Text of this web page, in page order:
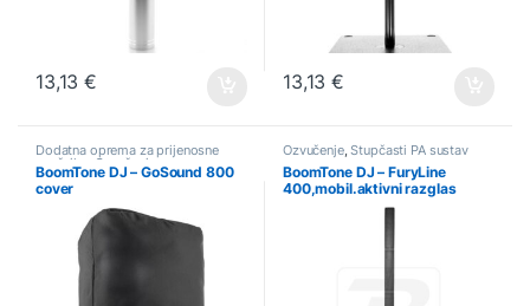
13,13€ 13,13€
Dodatna oprema za prijenosne
zvučnike Ozvučenje
BoomTone DJ – GoSound 800
cover
Ozvučenje,Stupčasti PA sustav
BoomTone DJ – FuryLine
400,mobil.aktivni razglas
400W,BT/gitarski/torba